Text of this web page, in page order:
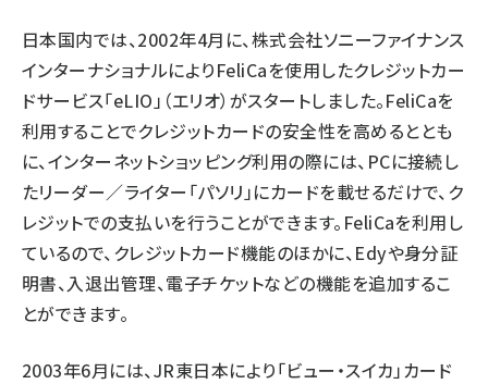
日本国内では、2002年4月に、株式会社ソニーファイナンス
インターナショナルによりFeliCaを使用したクレジットカー
ドサービス「eLIO」（エリオ）がスタートしました。FeliCaを
利用することでクレジットカードの安全性を高めるととも
に、インターネットショッピング利用の際には、PCに接続し
たリーダー／ライター「パソリ」にカードを載せるだけで、ク
レジットでの支払いを行うことができます。FeliCaを利用し
ているので、クレジットカード機能のほかに、Edyや身分証
明書、入退出管理、電子チケットなどの機能を追加するこ
とができます。
2003年6月には、JR東日本により「ビュー・スイカ」カード